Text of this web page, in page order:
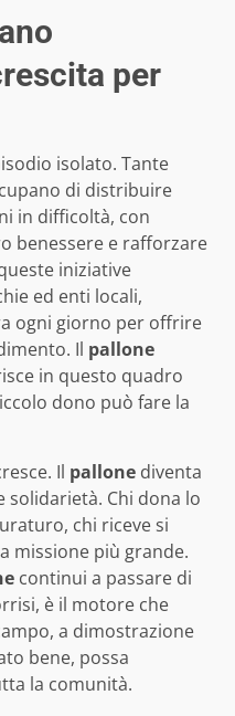
per
isolato. Tante
di distribuire
in difficoltà, con
benessere e rafforzare
iniziative
ed enti locali,
ogni giorno per offrire
Il pallone
in questo quadro
dono può fare la
Il pallone diventa
Chi dona lo
chi riceve si
missione più grande.
continui a passare di
è il motore che
a dimostrazione
bene, possa
la comunità.